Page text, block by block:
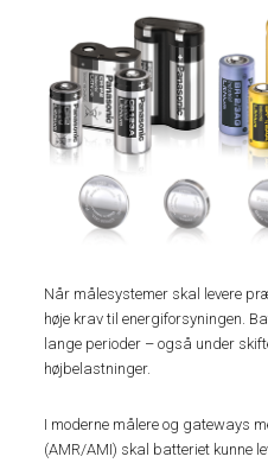
Når målesystemer skal levere
høje krav til energiforsyningen.
lange perioder – også under
højbelastninger.
I moderne målere og gateways
(AMR/AMI) skal batteriet kunne